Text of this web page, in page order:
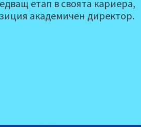
етап в своята кариера,
академичен директор.